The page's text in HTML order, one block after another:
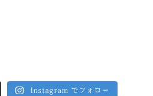
Instagram でフォロー